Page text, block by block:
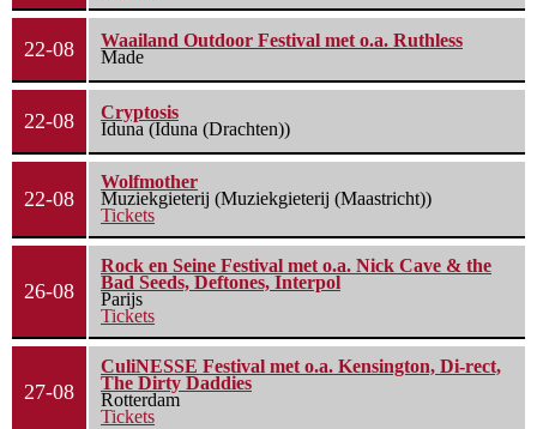
22-08
Waailand Outdoor Festival met o.a. Ruthless
Made
22-08
Cryptosis
Iduna (Iduna (Drachten))
22-08
Wolfmother
Muziekgieterij (Muziekgieterij (Maastricht))
Tickets
26-08
Rock en Seine Festival met o.a. Nick Cave & the
Bad Seeds, Deftones, Interpol
Parijs
Tickets
27-08
CuliNESSE Festival met o.a. Kensington, Di-rect,
The Dirty Daddies
Rotterdam
Tickets